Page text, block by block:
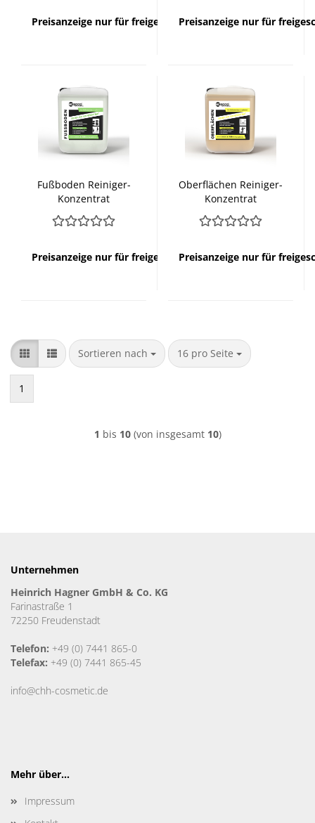
Preisanzeige nur für freigeschaltete Kunden
Preisanzeige nur für
Fußboden Reiniger-
Konzentrat
Preisanzeige nur für freigeschaltete Kunden
Oberflächen Reiniger-
Konzentrat
Preisanzeige nur für
Sortieren nach
Sortieren nach 16 pro Seite
pro Seite
1
1 bis 10(von insgesamt 10)
Unternehmen
Heinrich Hagner GmbH & Co. KG
Farinastraße 1
72250 Freudenstadt
Telefon: +49 (0) 7441 865-0
Telefax: +49 (0) 7441 865-45
info@chh-cosmetic.de
Mehr über...
Impressum